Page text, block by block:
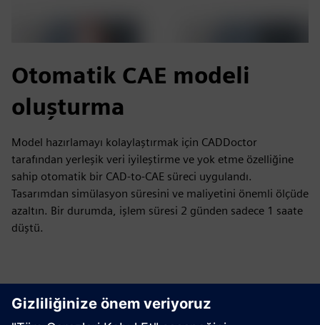
Otomatik CAE modeli
oluşturma
Model hazırlamayı kolaylaştırmak için CADDoctor
tarafından yerleşik veri iyileştirme ve yok etme özelliğine
sahip otomatik bir CAD-to-CAE süreci uygulandı.
Tasarımdan simülasyon süresini ve maliyetini önemli ölçüde
azaltın. Bir durumda, işlem süresi 2 günden sadece 1 saate
düştü.
Kaynakları ve İlgili